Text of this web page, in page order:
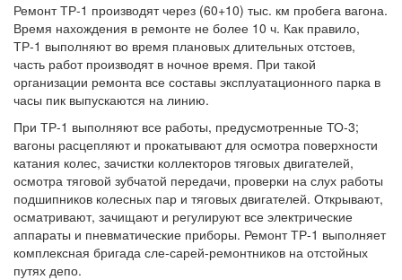
Ремонт ТР-1 производят через (60+10) тыс. км пробега вагона.
Время нахождения в ремонте не более 10 ч. Как правило,
ТР-1 выполняют во время плановых длительных отстоев,
часть работ производят в ночное время. При такой
организации ремонта все составы эксплуатационного парка в
часы пик выпускаются на линию.
При ТР-1 выполняют все работы, предусмотренные ТО-3;
вагоны расцепляют и прокатывают для осмотра поверхности
катания колес, зачистки коллекторов тяговых двигателей,
осмотра тяговой зубчатой передачи, проверки на слух работы
подшипников колесных пар и тяговых двигателей. Открывают,
осматривают, зачищают и регулируют все электрические
аппараты и пневматические приборы. Ремонт ТР-1 выполняет
комплексная бригада сле-сарей-ремонтников на отстойных
путях депо.